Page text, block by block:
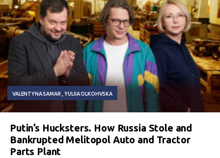
VALENTYNA SAMAR YULIIA OLKOHVSKA
Putin’s Hucksters. How Russia Stole and
Bankrupted Melitopol Auto and Tractor
Parts Plant